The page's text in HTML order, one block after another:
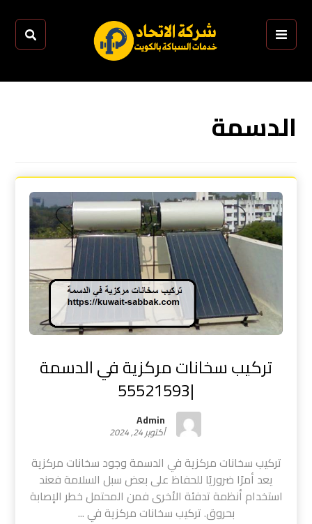
الدسمة
تركيب سخانات مركزية في الدسمة
|55521593
Admin
أكتوبر 24, 2024
تركيب سخانات مركزية في الدسمة وجود سخانات مركزية
يعد أمرًا ضروريًا للحفاظ على بعض سبل السلامة فعند
استخدام أنظمة تدفئة الأخرى فمن المحتمل خطر الإصابة
بحروق. تركيب سخانات مركزية في ...